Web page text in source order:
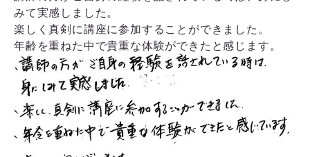
みて実感しました。
楽しく真剣に講座に参加することができました。
年齢を重ねた中で貴重な体験ができたと感じます。